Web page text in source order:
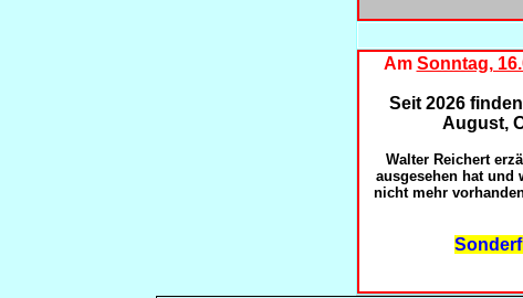
Am Sonntag,
Seit 2026
August,
Walter Reichert
ausgesehen hat und
nicht mehr